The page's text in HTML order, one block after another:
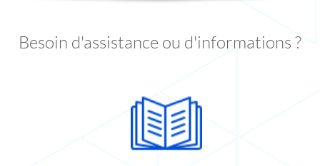
Besoin d'assistance ou d'informations ?